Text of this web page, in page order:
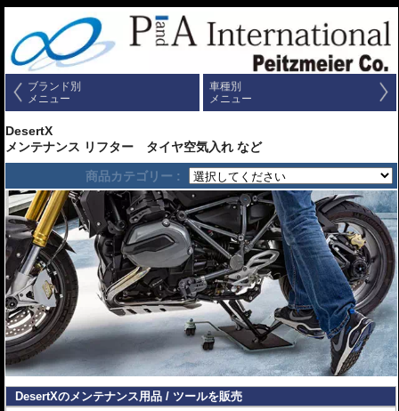
ブランド別
メニュー
車種別
メニュー
DesertX
メンテナンス リフター タイヤ空気入れ など
商品カテゴリー :
DesertXのメンテナンス用品 / ツールを販売